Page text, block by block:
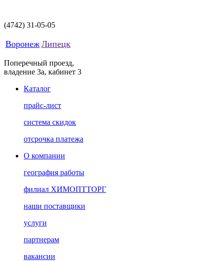
(4742) 31-05-05
Воронеж Липецк
Поперечный проезд,
владение 3а, кабинет 3
Каталог
прайс-лист
система скидок
отсрочка платежа
О компании
география работы
филиал ХИМОПТТОРГ
наши поставщики
услуги
партнерам
вакансии